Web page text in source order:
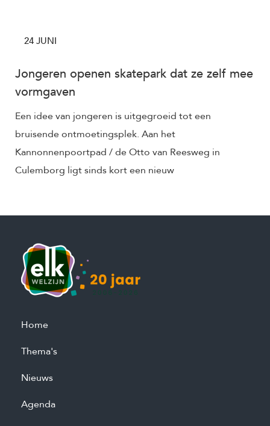
Jongeren openen skatepark dat ze zelf mee
vormgaven
24 JUNI
Een idee van jongeren is uitgegroeid tot een
bruisende ontmoetingsplek. Aan het
Kannonnenpoortpad / de Otto van Reesweg in
Culemborg ligt sinds kort een nieuw
Home
Thema's
Nieuws
Agenda